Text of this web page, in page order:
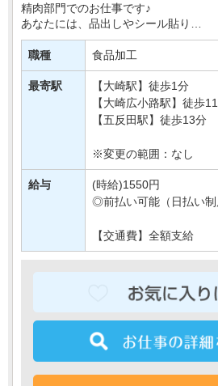
精肉部門でのお仕事です♪
あなたには、品出しやシール貼り
簡単なお肉の加工などをおまかせしま
接客要素もほとんどないので、
モクモク・コツコツおしごとしたい方
職種 食品加工
最寄駅
【大崎駅】徒歩1分
【大崎広小路駅】徒歩
【五反田駅】徒歩
※変更の範囲：なし
給与
(時給)1550円
◎前払い可能（日払い制
【交通費】全額支給